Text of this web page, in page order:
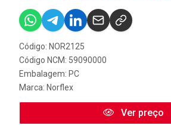
Código: NOR2125
Código NCM: 59090000
Embalagem: PC
Marca: Norflex
Ver preço